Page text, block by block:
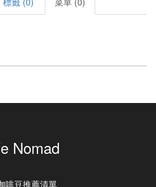
Nomad
啡豆推薦清單